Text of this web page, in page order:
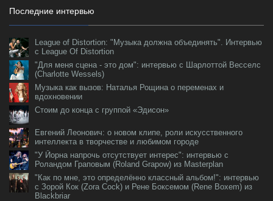
Последние интервью
League of Distortion: "Музыка должна объединять". Интервью
с League Of Distortion
"Для меня сцена - это дом": интервью с Шарлоттой Весселс
(Charlotte Wessels)
Музыка как вызов: Наталья Рощина о переменах и
вдохновении
Стоим до конца с группой «Эдисон»
Евгений Леонович: о новом клипе, роли искусственного
интеллекта в творчестве и любимом городе
"У Йорна напрочь отсутствует интерес": интервью с
Роландом Граповым (Roland Grapow) из Masterplan
"Как по мне, это определённо классный альбом!": интервью
с Зорой Кок (Zora Cock) и Рене Боксемом (Rene Boxem) из
Blackbriar